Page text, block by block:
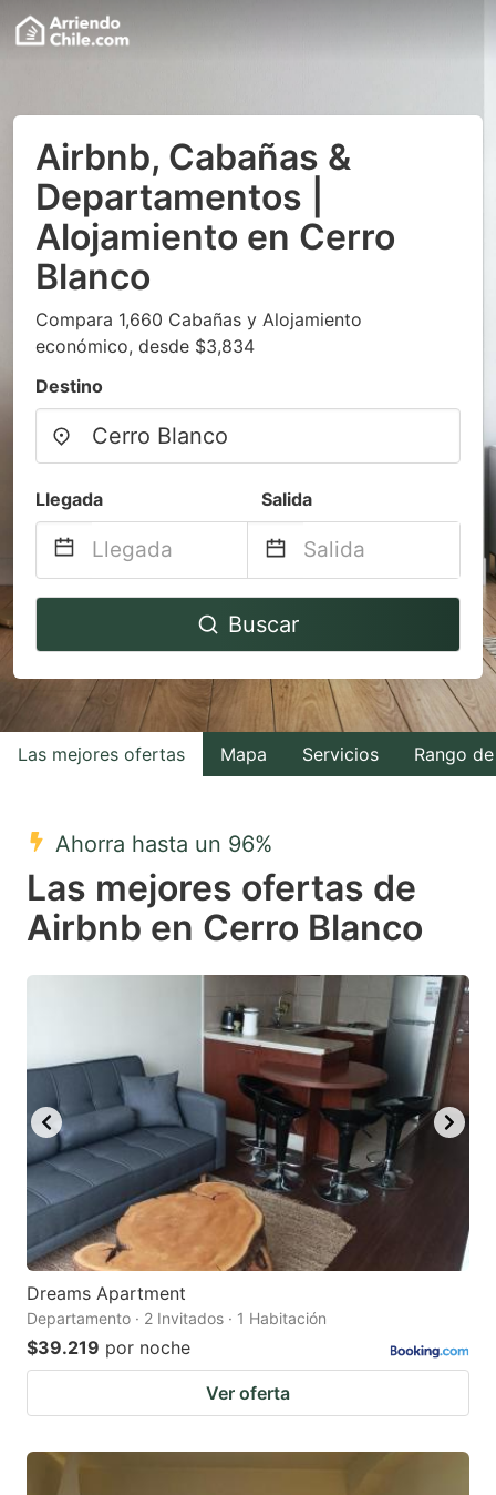
Airbnb, Cabañas &
Departamentos |
Alojamiento en Cerro
Blanco
Compara 1,660 Cabañas y Alojamiento
económico, desde $3,834
Destino
Llegada Salida
Navigate
to
interact
with
the
select
a
date.
mark
key
to
get
the
keyboard
shortcuts
for
changing
dates.
Navigate
to
interact
with
the
a
date.
the
question
mark
key
to
get
the
keyboard
shortcuts
changing
Buscar
Las mejores ofertas Mapa Servicios Rango
Ahorra hasta un 96%
Las mejores ofertas de
Airbnb en Cerro Blanco
Dreams Apartment
Departamento · 2 Invitados · 1 Habitación
$39.219 por noche
Ver oferta